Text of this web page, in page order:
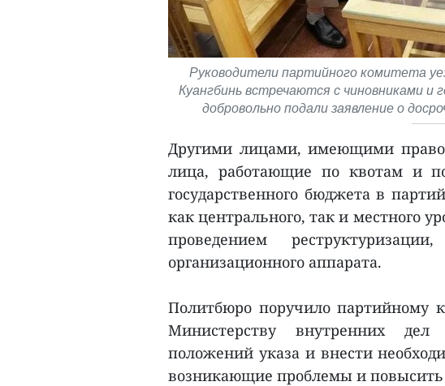
Руководители партийного комитета
Куангбинь встречаются с чиновниками
добровольно подали заявление о
Другими лицами, имеющими право
лица, работающие по квотам и
государственного бюджета в
как центрального, так и местного
проведением
организационного аппарата.
Политбюро поручило партийному
Министерству внутренних
положений указа и внести
возникающие проблемы и